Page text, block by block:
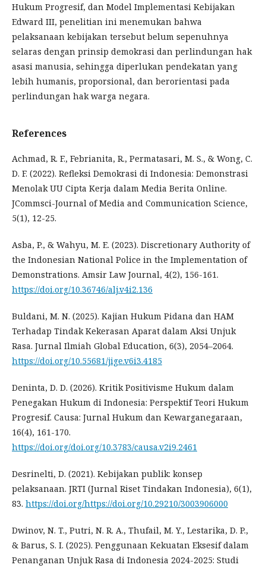
Hukum Progresif, dan Model Implementasi Kebijakan
Edward III, penelitian ini menemukan bahwa
pelaksanaan kebijakan tersebut belum sepenuhnya
selaras dengan prinsip demokrasi dan perlindungan hak
asasi manusia, sehingga diperlukan pendekatan yang
lebih humanis, proporsional, dan berorientasi pada
perlindungan hak warga negara.
References
Achmad, R. F., Febrianita, R., Permatasari, M. S., & Wong, C.
D. F. (2022). Refleksi Demokrasi di Indonesia: Demonstrasi
Menolak UU Cipta Kerja dalam Media Berita Online.
JCommsci-Journal of Media and Communication Science,
5(1), 12-25.
Asba, P., & Wahyu, M. E. (2023). Discretionary Authority of
the Indonesian National Police in the Implementation of
Demonstrations. Amsir Law Journal, 4(2), 156-161.
https://doi.org/10.36746/alj.v4i2.136
Buldani, M. N. (2025). Kajian Hukum Pidana dan HAM
Terhadap Tindak Kekerasan Aparat dalam Aksi Unjuk
Rasa. Jurnal Ilmiah Global Education, 6(3), 2054–2064.
https://doi.org/10.55681/jige.v6i3.4185
Deninta, D. D. (2026). Kritik Positivisme Hukum dalam
Penegakan Hukum di Indonesia: Perspektif Teori Hukum
Progresif. Causa: Jurnal Hukum dan Kewarganegaraan,
16(4), 161-170.
https://doi.org/doi.org/10.3783/causa.v2i9.2461
Desrinelti, D. (2021). Kebijakan publik: konsep
pelaksanaan. JRTI (Jurnal Riset Tindakan Indonesia), 6(1),
83. https://doi.org/https://doi.org/10.29210/3003906000
Dwinov, N. T., Putri, N. R. A., Thufail, M. Y., Lestarika, D. P.,
& Barus, S. I. (2025). Penggunaan Kekuatan Eksesif dalam
Penanganan Unjuk Rasa di Indonesia 2024-2025: Studi